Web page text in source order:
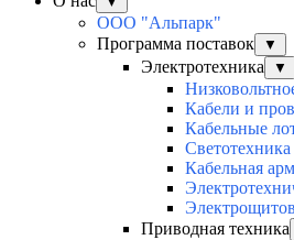
ООО "Альпарк"
Программа поставок
▼
Электротехника ▼
Кабели и
Кабельные
Светотехника
Кабельная
Приводная техника